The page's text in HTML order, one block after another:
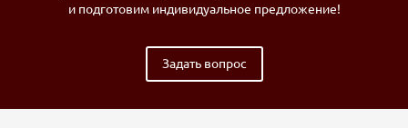
и подготовим индивидуальное предложение!
Задать вопрос